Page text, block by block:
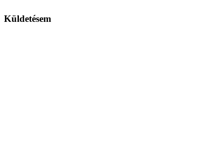
Küldetésem